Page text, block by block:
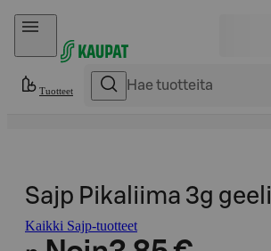
Hyppää sisältöön
Tuotteet
Sajp Pikaliima 3g geeli
Kaikki Sajp-tuotteet